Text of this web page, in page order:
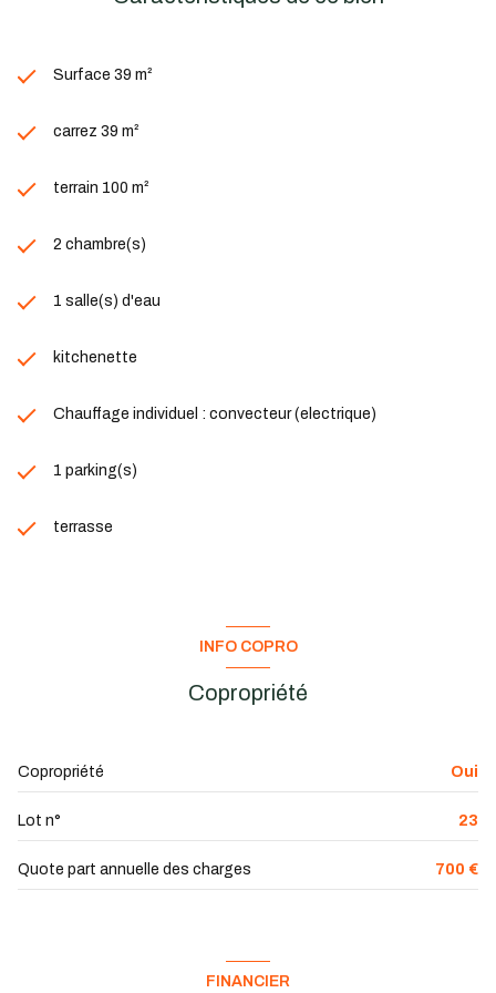
Surface 39 m²
carrez 39 m²
terrain 100 m²
2 chambre(s)
1 salle(s) d'eau
kitchenette
Chauffage individuel : convecteur (electrique)
1 parking(s)
terrasse
INFO COPRO
Copropriété
Copropriété Oui
Lot n° 23
Quote part annuelle des charges 700 €
FINANCIER